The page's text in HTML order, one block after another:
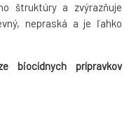
štruktúry a zvýrazňuje
nepraská a je ľahko
biocídnych prípravkov